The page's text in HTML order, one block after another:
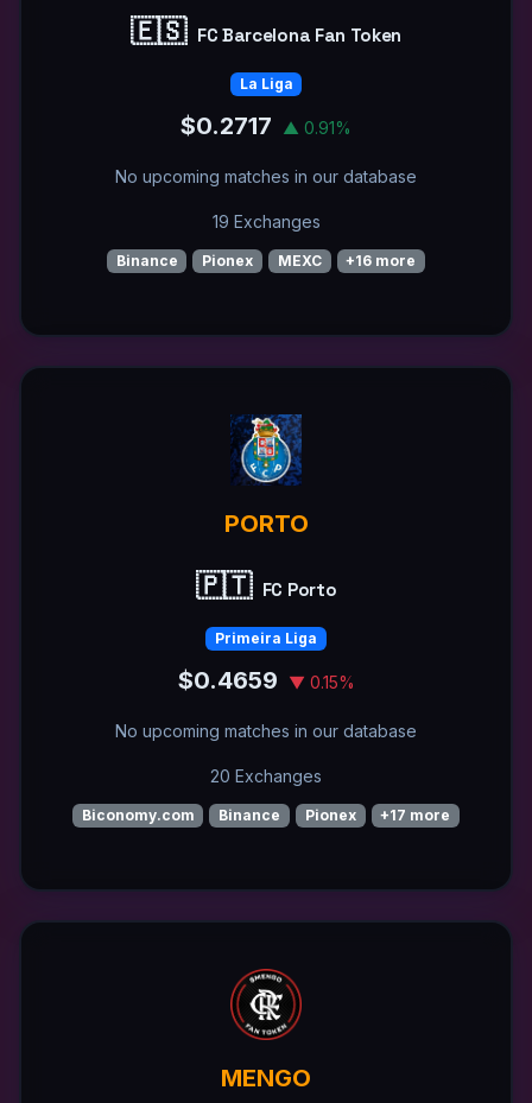
🇪🇸 FC Barcelona Fan Token
La Liga
$0.2717 ▲ 0.91%
No upcoming matches in our database
19 Exchanges
Binance Pionex MEXC +16 more
PORTO
🇵🇹 FC Porto
Primeira Liga
$0.4659 ▼ 0.15%
No upcoming matches in our database
20 Exchanges
Biconomy.com Binance Pionex +17 more
MENGO